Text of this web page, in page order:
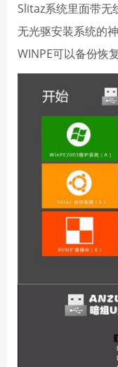
Slitaz系统里面带无
无光驱安装系统的
WINPE可以备份恢